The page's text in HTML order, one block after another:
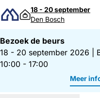
Direct naar inhoud
18 - 20 september
Den Bosch
Bezoek de beurs
18 - 20 september 2026
10:00 - 17:00
Meer